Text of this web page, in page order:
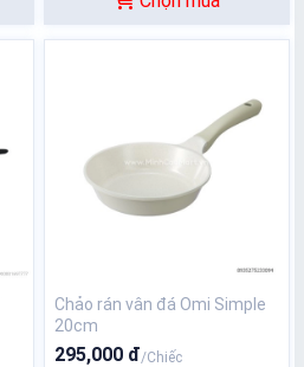
Chảo rán vân đá Omi Simple
20cm
295,000 đ/Chiếc